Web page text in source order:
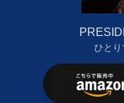
ひとり